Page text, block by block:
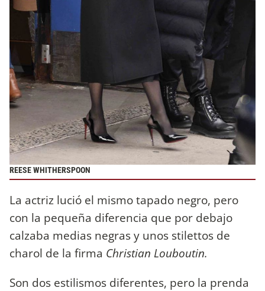
REESE WHITHERSPOON
La actriz lució el mismo tapado negro, pero
con la pequeña diferencia que por debajo
calzaba medias negras y unos stilettos de
charol de la firma Christian Louboutin.
Son dos estilismos diferentes, pero la prenda